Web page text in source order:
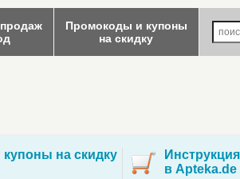
Промокоды и купоны
на скидку
на скидку
в Apteka.de